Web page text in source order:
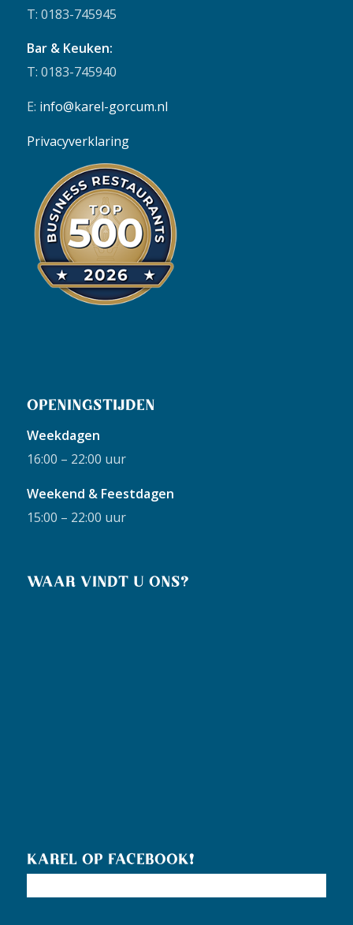
T: 0183-745945
Bar & Keuken:
T: 0183-745940
E: info@karel-gorcum.nl
Privacyverklaring
OPENINGSTIJDEN
Weekdagen
16:00 – 22:00 uur
Weekend & Feestdagen
15:00 – 22:00 uur
WAAR VINDT U ONS?
KAREL OP FACEBOOK!